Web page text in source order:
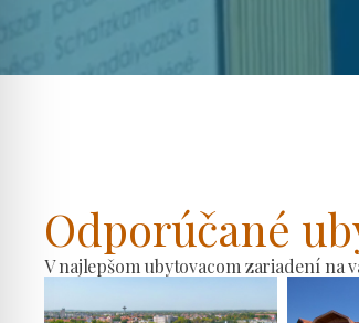
Odporúčané
V najlepšom ubytovacom zariadení na